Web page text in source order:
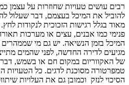
רבים עושים טעויות שחוזרות על עצמן
להוביל את המיכל בעצמם, דבר שעלול
מאוד בגלל רגישות הזכוכית לנקודות
פנימי כמו אבנים, עצים או מערכות
המיכל בזמן הנשיאה. יש גם מי
מגיעים לדירה החדשה, לפני שהמים
של האקווריום במקום חם או בשמש, דבר
טמפרטורה מסוכנת לדגים. כל
הסיכוי לנזק וכמובן גם את העלויות